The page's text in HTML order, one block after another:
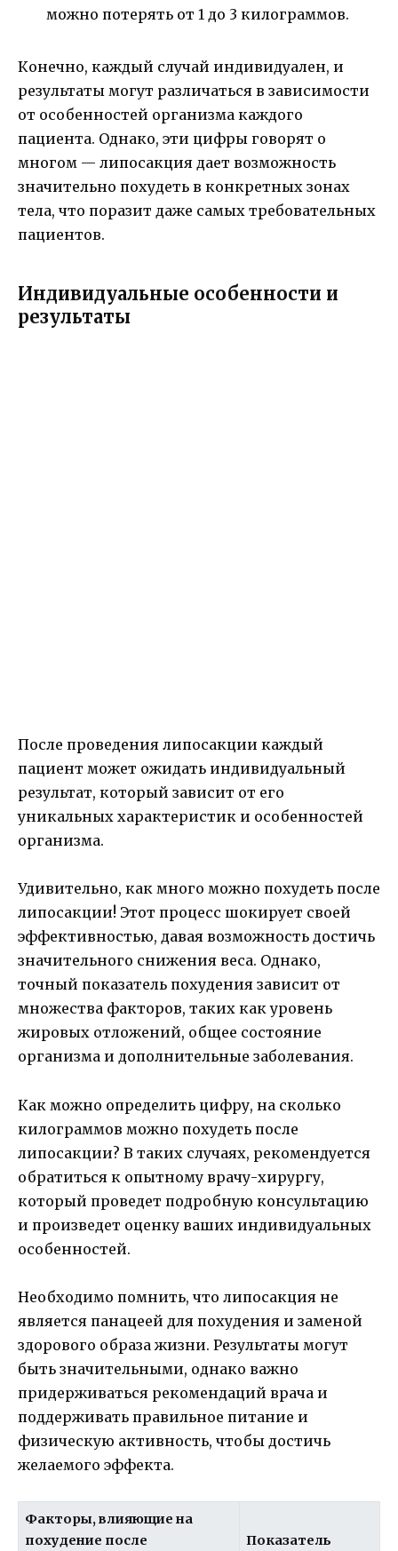
можно потерять от 1 до 3 килограммов.
Конечно, каждый случай индивидуален, и
результаты могут различаться в зависимости
от особенностей организма каждого
пациента. Однако, эти цифры говорят о
многом — липосакция дает возможность
значительно похудеть в конкретных зонах
тела, что поразит даже самых требовательных
пациентов.
Индивидуальные особенности и
результаты
После проведения липосакции каждый
пациент может ожидать индивидуальный
результат, который зависит от его
уникальных характеристик и особенностей
организма.
Удивительно, как много можно похудеть после
липосакции! Этот процесс шокирует своей
эффективностью, давая возможность достичь
значительного снижения веса. Однако,
точный показатель похудения зависит от
множества факторов, таких как уровень
жировых отложений, общее состояние
организма и дополнительные заболевания.
Как можно определить цифру, на сколько
килограммов можно похудеть после
липосакции? В таких случаях, рекомендуется
обратиться к опытному врачу-хирургу,
который проведет подробную консультацию
и произведет оценку ваших индивидуальных
особенностей.
Необходимо помнить, что липосакция не
является панацеей для похудения и заменой
здорового образа жизни. Результаты могут
быть значительными, однако важно
придерживаться рекомендаций врача и
поддерживать правильное питание и
физическую активность, чтобы достичь
желаемого эффекта.
Факторы, влияющие на
похудение после
Показатель